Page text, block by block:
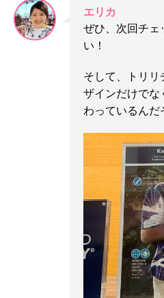
エリカ
ぜひ、次回チェ
い！
そして、トリ
ザインだけでな
わっているん